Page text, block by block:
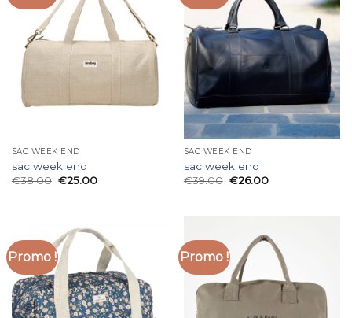
SAC WEEK END
sac week end
€38.00 €25.00
SAC WEEK END
sac week end
€39.00 €26.00
Promo ! Promo !